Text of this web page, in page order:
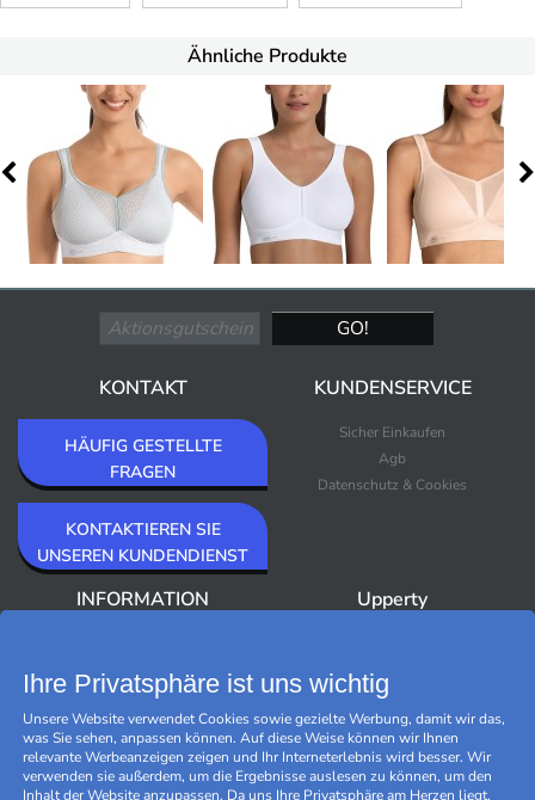
Ähnliche Produkte
KONTAKT
HÄUFIG GESTELLTE
FRAGEN
KONTAKTIEREN SIE
UNSEREN KUNDENDIENST
KUNDENSERVICE
Sicher Einkaufen
Agb
Datenschutz & Cookies
INFORMATION
Newsletter
Upperty
Bestseller
Outlet
Marken
Black Friday
Cookies verwalten
Ihre Privatsphäre ist uns wichtig
Unsere Website verwendet Cookies sowie gezielte Werbung, damit wir das,
was Sie sehen, anpassen können. Auf diese Weise können wir Ihnen
relevante Werbeanzeigen zeigen und Ihr Interneterlebnis wird besser. Wir
verwenden sie außerdem, um die Ergebnisse auslesen zu können, um den
Inhalt der Website anzupassen. Da uns Ihre Privatsphäre am Herzen liegt,